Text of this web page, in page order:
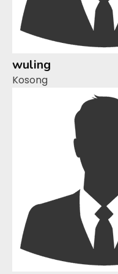
wuling
Kosong